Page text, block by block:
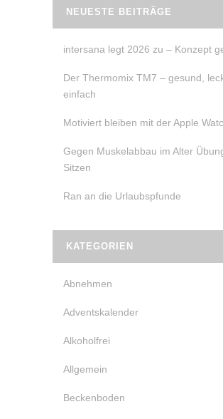
NEUESTE BEITRÄGE
intersana legt 2026 zu – Konzept
Der Thermomix TM7 – gesund,
einfach
Motiviert bleiben mit der Apple
Gegen Muskelabbau im Alter
Sitzen
Ran an die Urlaubspfunde
KATEGORIEN
Abnehmen
Adventskalender
Alkoholfrei
Allgemein
Beckenboden